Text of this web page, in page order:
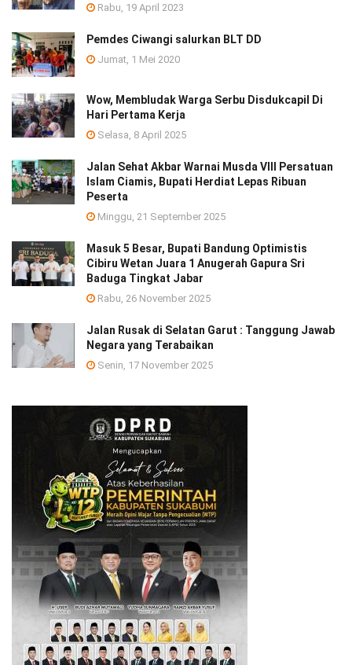
Rabu, 19 April 2023
Pemdes Ciwangi salurkan BLT DD
Jumat, 1 Mei 2020
Wow, Membludak Warga Serbu Disdukcapil Di
Hari Pertama Kerja
Selasa, 8 April 2025
Jalan Sehat Akbar Warnai Musda VIII Persatuan
Islam Ciamis, Bupati Herdiat Lepas Ribuan
Peserta
Minggu, 21 September 2025
Masuk 5 Besar, Bupati Bandung Optimistis
Cibiru Wetan Juara 1 Anugerah Gapura Sri
Baduga Tingkat Jabar
Rabu, 26 November 2025
Jalan Rusak di Selatan Garut : Tanggung Jawab
Negara yang Terabaikan
Senin, 17 November 2025